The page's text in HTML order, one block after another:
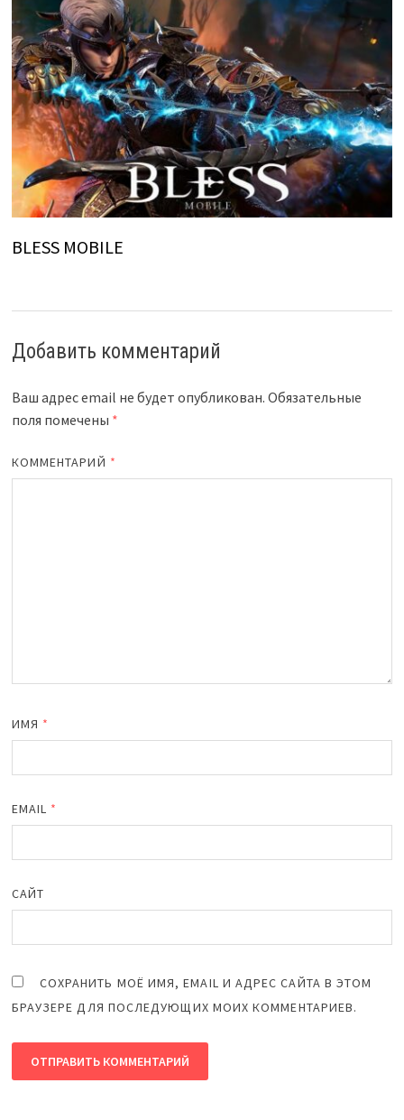
BLESS MOBILE
Добавить комментарий
Ваш адрес email не будет опубликован. Обязательные
поля помечены *
КОММЕНТАРИЙ *
ИМЯ *
EMAIL *
САЙТ
СОХРАНИТЬ МОЁ ИМЯ, EMAIL И АДРЕС САЙТА В ЭТОМ
БРАУЗЕРЕ ДЛЯ ПОСЛЕДУЮЩИХ МОИХ КОММЕНТАРИЕВ.